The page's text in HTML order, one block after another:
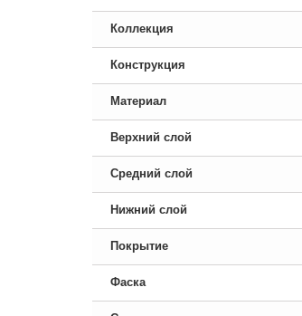
Коллекция
Конструкция
Материал
Верхний слой
Средний слой
Нижний слой
Покрытие
Фаска